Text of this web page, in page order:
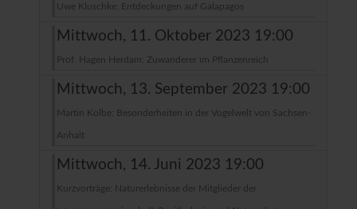
Uwe Kluschke: Entdeckungen auf Galapagos
Mittwoch, 11. Oktober 2023 19:00
Prof. Hagen Herdam: Zuwanderer im Pflanzenreich
Mittwoch, 13. September 2023 19:00
Martin Kolbe: Besonderheiten in der Vogelwelt von Sachsen-
Anhalt
Mittwoch, 14. Juni 2023 19:00
Kurzvorträge: Naturerlebnisse der Mitglieder der